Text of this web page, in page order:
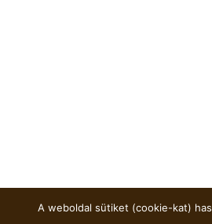
A weboldal sütiket (cookie-kat)